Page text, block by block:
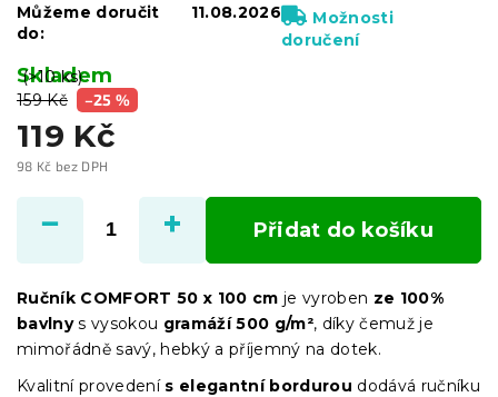
159 Kč –25 %
119 Kč
98 Kč bez DPH
cena:
Skladem
(>10 ks)
Můžeme doručit
do:
11.08.2026
Možnosti
doručení
Přidat do košíku
Ručník COMFORT 50 x 100 cm je vyroben ze 100%
bavlnys vysokou gramáží 500 g/m², díky čemuž je
mimořádně savý, hebký a příjemný na dotek.
Kvalitní provedení s elegantní bordurou dodává ručníku